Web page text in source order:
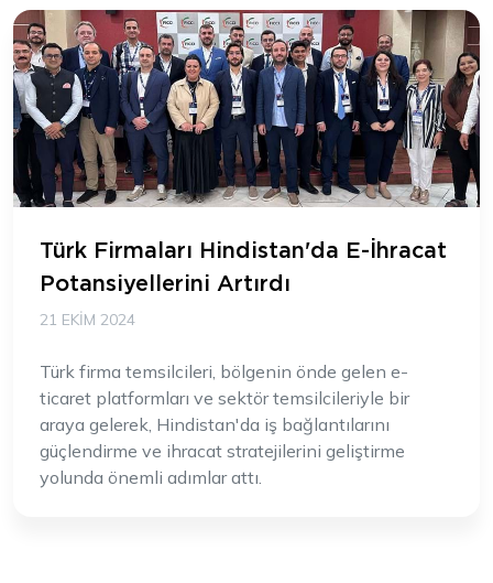
Türk Firmaları Hindistan'da E-İhracat
Potansiyellerini Artırdı
21 EKIM 2024
Türk firma temsilcileri, bölgenin önde gelen e-
ticaret platformları ve sektör temsilcileriyle bir
araya gelerek, Hindistan'da iş bağlantılarını
güçlendirme ve ihracat stratejilerini geliştirme
yolunda önemli adımlar attı.